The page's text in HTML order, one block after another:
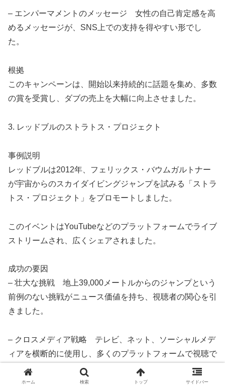
– エンパーマメントのメッセージ 女性の自己肯定感を高
めるメッセージが、SNS上での支持を得やすい形でし
た。
根拠
このキャンペーンは、開始以来持続的に話題を集め、多数
の賞を受賞し、ダブの売上を大幅に向上させました。
3. レッドブルのストラトス・プロジェクト
事例説明
レッドブルは2012年、フェリックス・バウムガルトナー
が宇宙からのスカイダイビングジャンプを試みる「ストラ
トス・プロジェクト」をプロモートしました。
このイベントはYouTubeなどのプラットフォームでライブ
ストリームされ、広くシェアされました。
成功の要因
– 壮大な挑戦 地上39,000メートルからのジャンプという
前例のない挑戦がニュース価値を持ち、視聴者の関心を引
きました。
– クロスメディア戦略 テレビ、ネット、ソーシャルメデ
ィアを横断的に使用し、多くのプラットフォームで視聴で
きる形にしました。
ホーム 検索 トップ サイドバー